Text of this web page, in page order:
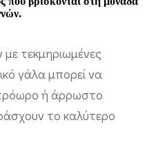
τεκμηριωμένες
γάλα μπορεί να
πρόωρο ή άρρωστο
το καλύτερο